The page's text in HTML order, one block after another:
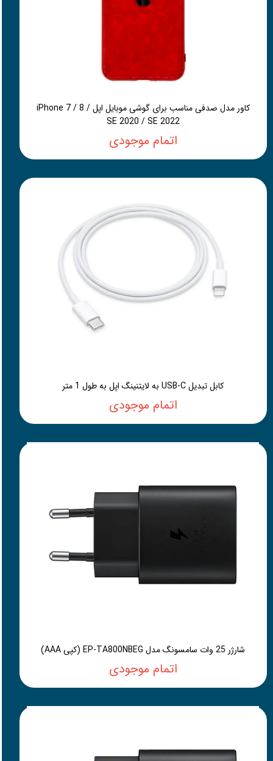
کاور مدل صدفی مناسب برای گوشی موبایل اپل iPhone 7 / 8 /
SE 2020 / SE 2022
اتمام موجودی
کابل تبدیل USB-C به لایتنینگ اپل به طول 1 متر
اتمام موجودی
شارژر 25 وات سامسونگ مدل EP-TA800NBEG (کپی AAA)
اتمام موجودی